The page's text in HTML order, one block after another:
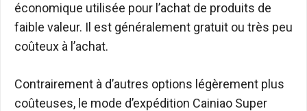
économique utilisée pour l’achat de produits de
faible valeur. Il est généralement gratuit ou très peu
coûteux à l’achat.
Contrairement à d’autres options légèrement plus
coûteuses, le mode d’expédition Cainiao Super